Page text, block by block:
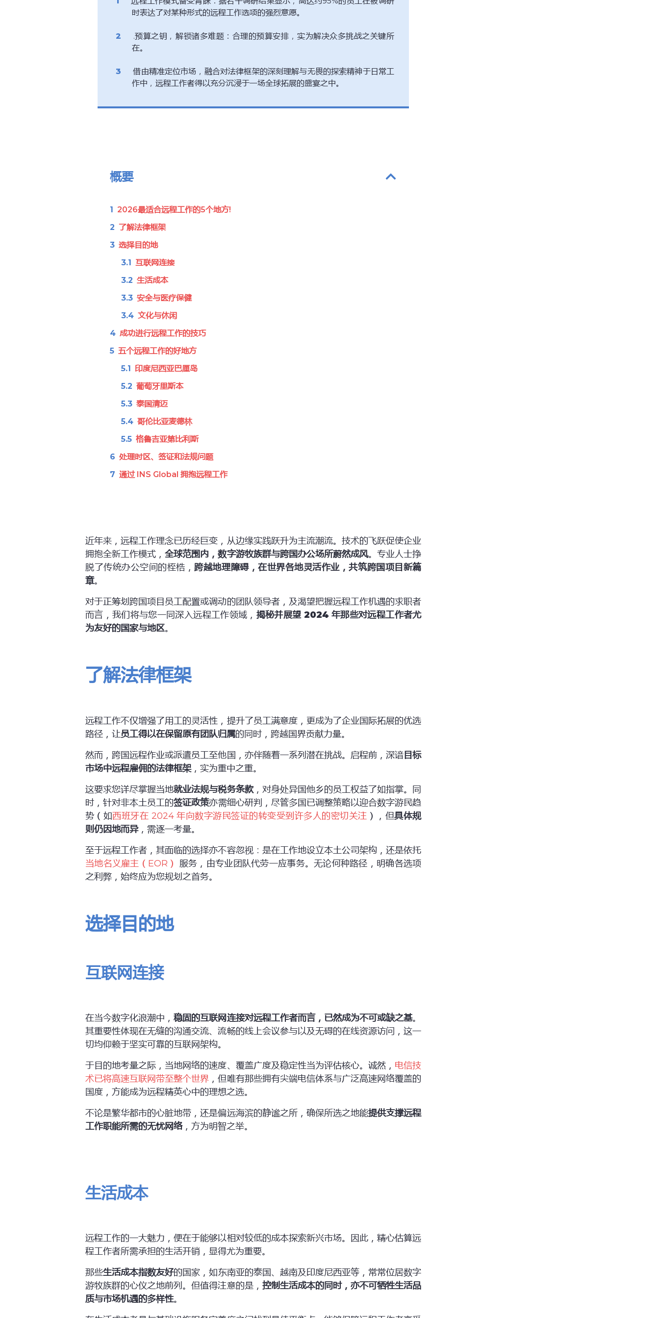
时表达了对某种形式的远程工作选项的强烈意愿。
.预算之钥，解锁诸多难题：合理的预算安排，实为解决众多挑战之关键所
在。
借由精准定位市场，融合对法律框架的深刻理解与无畏的探索精神于日常工
作中，远程工作者得以充分沉浸于一场全球拓展的盛宴之中。
概要
2026最适合远程工作的5个地方!
了解法律框架
选择目的地
互联网连接
生活成本
安全与医疗保健
文化与休闲
成功进行远程工作的技巧
五个远程工作的好地方
印度尼西亚巴厘岛
葡萄牙里斯本
泰国清迈
哥伦比亚麦德林
格鲁吉亚第比利斯
处理时区、签证和法规问题
通过 INS Global 拥抱远程工作
近年来，远程工作理念已历经巨变，从边缘实践跃升为主流潮流。技术的飞跃促使企业
拥抱全新工作模式，全球范围内，数字游牧族群与跨国办公场所蔚然成风。专业人士挣
脱了传统办公空间的桎梏， 跨越地理障碍，在世界各地灵活作业，共筑跨国项目新篇
章。
对于正筹划跨国项目员工配置或调动的团队领导者，及渴望把握远程工作机遇的求职者
而言，我们将与您一同深入远程工作领域， 揭秘并展望 2024 年那些对远程工作者尤
为友好的国家与地区。
了解法律框架
远程工作不仅增强了用工的灵活性，提升了员工满意度，更成为了企业国际拓展的优选
路径，让员工得以在保留原有团队归属的同时，跨越国界贡献力量。
然而，跨国远程作业或派遣员工至他国，亦伴随着一系列潜在挑战。启程前，深谙 目标
市场中远程雇佣的法律框架，实为重中之重。
这要求您详尽掌握当地就业法规与税务条款，对身处异国他乡的员工权益了如指掌。同
时，针对非本土员工的签证政策亦需细心研判，尽管多国已调整策略以迎合数字游民趋
势（如西班牙在 2024 年向数字游民签证的转变受到许多人的密切关注 ），但具体规
则仍因地而异，需逐一考量。
至于远程工作者，其面临的选择亦不容忽视：是在工作地设立本土公司架构，还是依托
当地名义雇主（EOR）
服务，由专业团队代劳一应事务。无论何种路径，明确各选项
之利弊，始终应为您规划之首务。
选择目的地
互联网连接
在当今数字化浪潮中，稳固的互联网连接对远程工作者而言，已然成为不可或缺之基。
其重要性体现在无缝的沟通交流、流畅的线上会议参与以及无碍的在线资源访问，这一
切均仰赖于坚实可靠的互联网架构。
于目的地考量之际，当地网络的速度、覆盖广度及稳定性当为评估核心。诚然， 电信技
术已将高速互联网带至整个世界 ，但唯有那些拥有尖端电信体系与广泛高速网络覆盖的
国度，方能成为远程精英心中的理想之选。
不论是繁华都市的心脏地带，还是偏远海滨的静谧之所，确保所选之地能提供支撑远程
工作职能所需的无忧网络，方为明智之举。
生活成本
远程工作的一大魅力，便在于能够以相对较低的成本探索新兴市场。因此，精心估算远
程工作者所需承担的生活开销，显得尤为重要。
那些生活成本指数友好的国家，如东南亚的泰国、越南及印度尼西亚等，常常位居数字
游牧族群的心仪之地前列。但值得注意的是， 控制生活成本的同时，亦不可牺牲生活品
质与市场机遇的多样性。